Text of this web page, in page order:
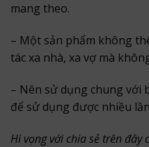
mang theo.
– Một sản phẩm không
tác xa nhà, xa vợ mà
– Nên sử dụng chung với
để sử dụng được nhiều lần
Hi vọng với chia sẻ trên đây